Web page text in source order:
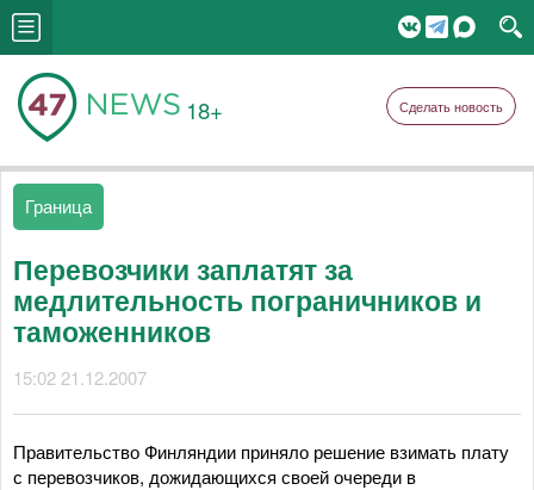
18+ Сделать новость
Граница
Перевозчики заплатят за
медлительность пограничников и
таможенников
15:02 21.12.2007
Правительство Финляндии приняло решение взимать плату
с перевозчиков, дожидающихся своей очереди в